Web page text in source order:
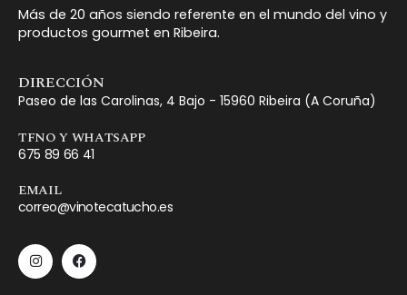
Más de 20 años siendo referente en el mundo del vino y
productos gourmet en Ribeira.
DIRECCIÓN
Paseo de las Carolinas, 4 Bajo - 15960 Ribeira (A Coruña)
TFNO Y WHATSAPP
675 89 66 41
EMAIL
correo@vinotecatucho.es